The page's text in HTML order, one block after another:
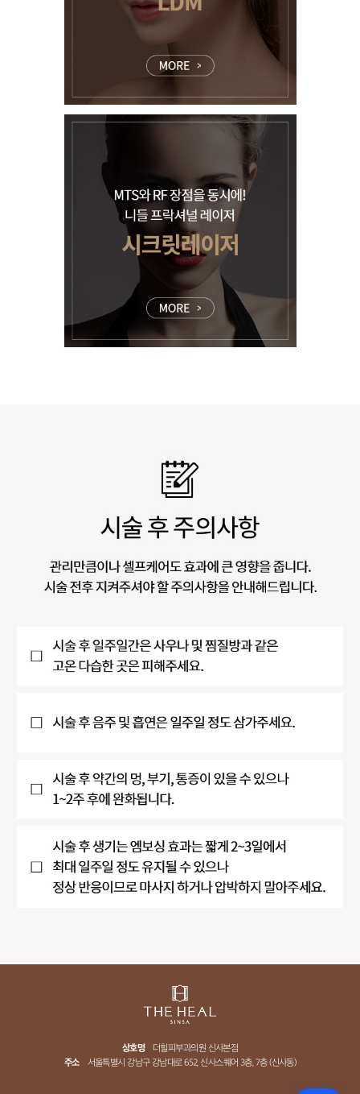
상호명
더힐피부과의원 신사본점
주소
서울특별시 강남구 강남대로 652, 신사스퀘어 3층, 7층 (신사동)